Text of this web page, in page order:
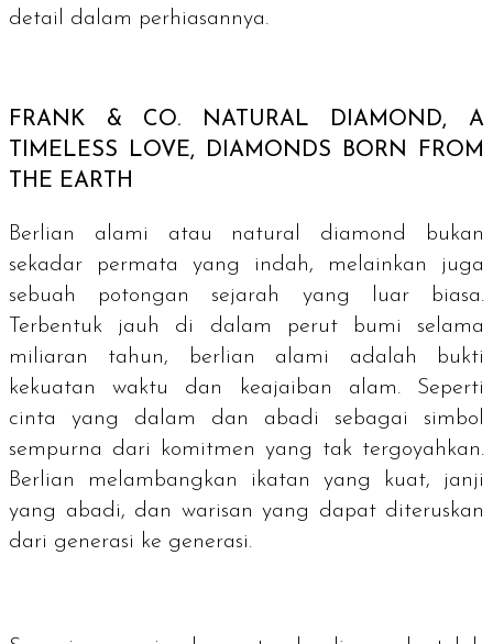
detail dalam perhiasannya.
FRANK & CO. NATURAL DIAMOND, A
TIMELESS LOVE, DIAMONDS BORN FROM
THE EARTH
Berlian alami atau natural diamond
bukan
sekadar permata yang indah, melainkan juga
sebuah potongan sejarah yang luar biasa.
Terbentuk jauh di dalam perut bumi selama
miliaran tahun, berlian alami adalah bukti
kekuatan waktu dan keajaiban alam. Seperti
cinta yang dalam dan abadi sebagai simbol
sempurna dari komitmen yang tak tergoyahkan.
Berlian melambangkan ikatan yang kuat, janji
yang abadi, dan warisan yang dapat diteruskan
dari generasi ke generasi.